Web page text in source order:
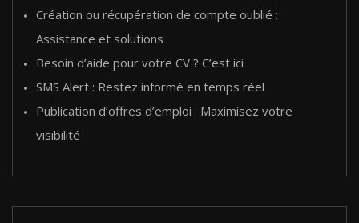
Création ou récupération de compte oublié :
Assistance et solutions
Besoin d’aide pour votre CV ? C’est ici
SMS Alert : Restez informé en temps réel
Publication d’offres d’emploi : Maximisez votre
visibilité